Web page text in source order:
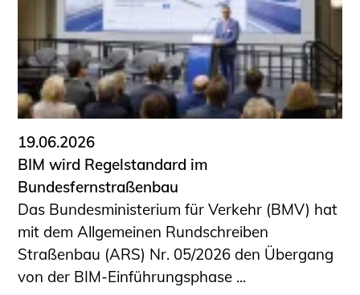
19.06.2026
BIM wird Regelstandard im
Bundesfernstraßenbau
Das Bundesministerium für Verkehr (BMV) hat
mit dem Allgemeinen Rundschreiben
Straßenbau (ARS) Nr. 05/2026 den Übergang
von der BIM-Einführungsphase ...